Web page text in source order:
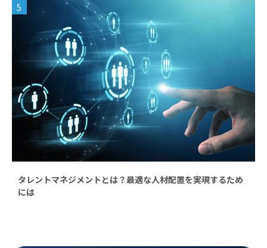
5
タレントマネジメントとは？最適な人材配置を実現するため
には